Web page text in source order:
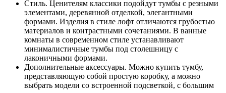
Стиль. Ценителям классики подойдут тумбы с резными
элементами, деревянной отделкой, элегантными
формами. Изделия в стиле лофт отличаются грубостью
материалов и контрастными сочетаниями. В ванные
комнаты в современном стиле устанавливают
минималистичные тумбы под столешницу с
лаконичными формами.
Дополнительные аксессуары. Можно купить тумбу,
представляющую собой простую коробку, а можно
выбрать модели со встроенной подсветкой, с большим